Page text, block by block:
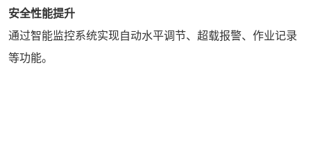
安全性能提升
通过智能监控系统实现自动水平调节、超载报警、作业记录
等功能。